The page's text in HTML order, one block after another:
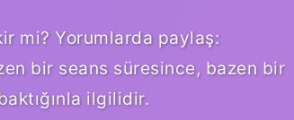
mi? Yorumlarda paylaş:
bir seans süresince, bazen bir
ilgilidir.